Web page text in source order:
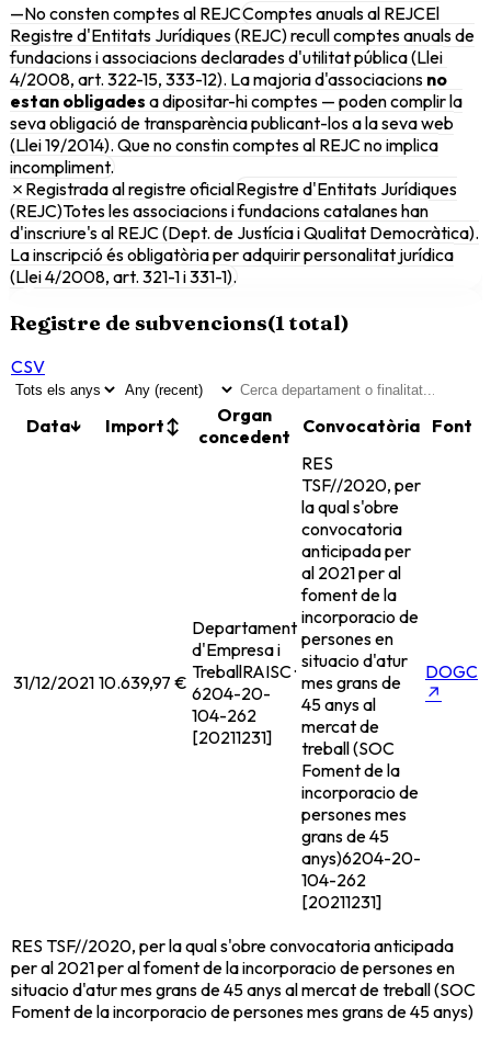
—No consten comptes al REJCComptes anuals al REJCEl
Registre d'Entitats Jurídiques (REJC) recull comptes anuals de
fundacions i associacions declarades d'utilitat pública (Llei
4/2008, art. 322-15, 333-12). La majoria d'associacions no
estan obligades a dipositar-hi comptes — poden complir la
seva obligació de transparència publicant-los a la seva web
(Llei 19/2014). Que no constin comptes al REJC no implica
incompliment.
✗ Registrada al registre oficialRegistre d'Entitats Jurídiques
(REJC)Totes les associacions i fundacions catalanes han
d'inscriure's al REJC (Dept. de Justícia i Qualitat Democràtica).
La inscripció és obligatòria per adquirir personalitat jurídica
(Llei 4/2008, art. 321-1 i 331-1).
Registre de subvencions(1 total)
CSV
Data↓ Import↕
Organ
concedent
Convocatòria Font
31/12/2021 10.639,97 €
Departament
d'Empresa i
TreballRAISC ·
6204-20-
104-262
[20211231]
RES
TSF//2020, per
la qual s'obre
convocatoria
anticipada per
al 2021 per al
foment de la
incorporacio de
persones en
situacio d'atur
mes grans de
45 anys al
mercat de
treball (SOC
Foment de la
incorporacio de
persones mes
grans de 45
anys)6204-20-
104-262
[20211231]
DOGC
↗
RES TSF//2020, per la qual s'obre convocatoria anticipada
per al 2021 per al foment de la incorporacio de persones en
situacio d'atur mes grans de 45 anys al mercat de treball (SOC
Foment de la incorporacio de persones mes grans de 45 anys)